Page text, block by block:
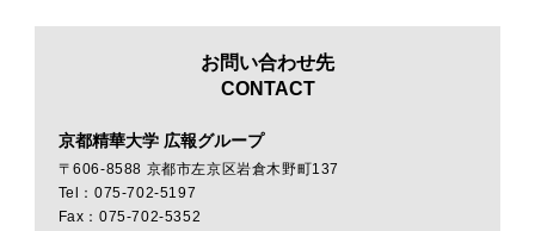
お問い合わせ先
CONTACT
京都精華大学 広報グループ
〒606-8588 京都市左京区岩倉木野町137
Tel：075-702-5197
Fax：075-702-5352